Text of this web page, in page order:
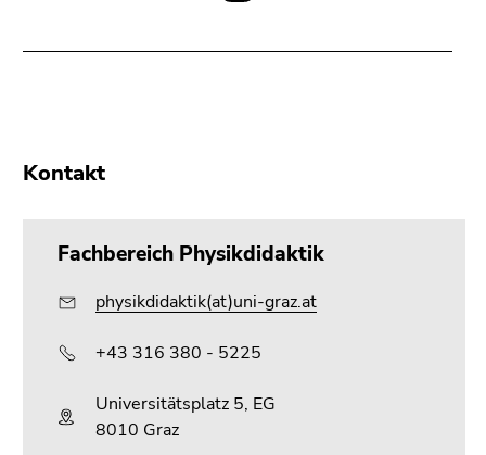
Kontakt
Fachbereich Physikdidaktik
physikdidaktik(at)uni-graz.at
+43 316 380 - 5225
Universitätsplatz 5, EG
8010 Graz